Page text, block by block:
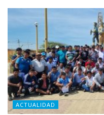
ACTUALIDAD